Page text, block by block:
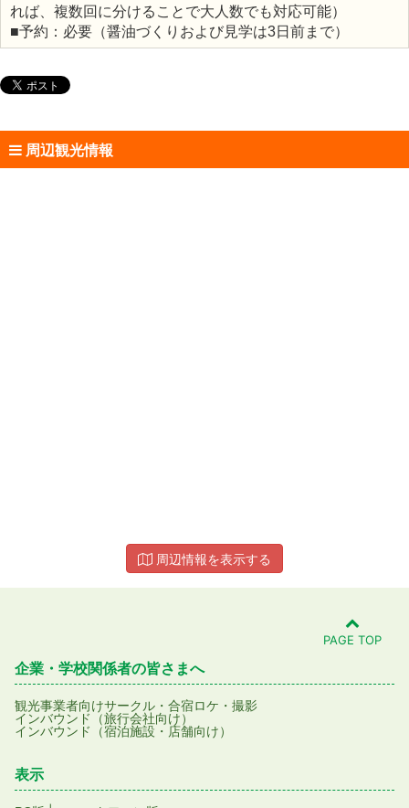
れば、複数回に分けることで大人数でも対応可能）
■予約：必要（醤油づくりおよび見学は3日前まで）
周辺観光情報
周辺情報を表示する
PAGE TOP
企業・学校関係者の皆さまへ
観光事業者向けサークル・合宿ロケ・撮影
インバウンド（旅行会社向け）
インバウンド（宿泊施設・店舗向け）
表示